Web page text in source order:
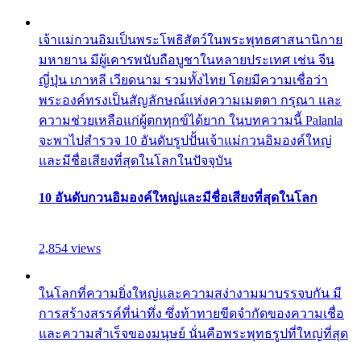
เจ้าแม่กวนอิมเป็นพระโพธิสัตว์ในพระพุทธศาสนานิกาย
มหายาน มีผู้เคารพนับถือบูชาในหลายประเทศ เช่น จีน
ญี่ปุ่น เกาหลี เวียดนาม รวมทั้งไทย โดยมีความเชื่อว่า
พระองค์ทรงเป็นสัญลักษณ์แห่งความเมตตา กรุณา และ
ความช่วยเหลือแก่ผู้ตกทุกข์ได้ยาก ในบทความนี้ Palanla
จะพาไปสำรวจ 10 อันดับรูปปั้นเจ้าแม่กวนอิมองค์ใหญ่
และมีชื่อเสียงที่สุดในโลกในปัจจุบัน
10 อันดับกวนอิมองค์ใหญ่และมีชื่อเสียงที่สุดในโลก
2,854 views
ในโลกที่ความยิ่งใหญ่และความสง่างามมาบรรจบกัน มี
การสร้างสรรค์ที่น่าทึ่ง ซึ่งท้าทายขีดจำกัดของความเชื่อ
และความสำเร็จของมนุษย์ นั่นคือพระพุทธรูปที่ใหญ่ที่สุด